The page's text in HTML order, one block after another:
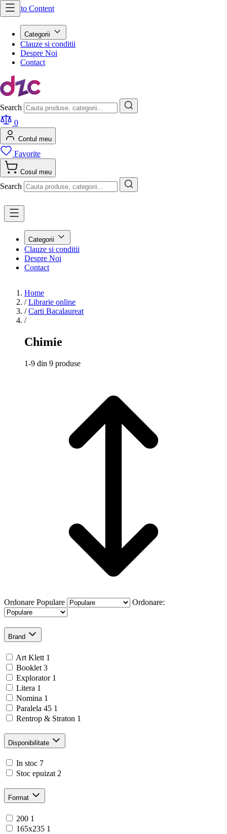
Skip to Content
Categorii
Clauze si conditii
Despre Noi
Contact
Search
0
Contul meu
Favorite
Cosul meu
Search
Categorii
Clauze si conditii
Despre Noi
Contact
Home
/ Librarie online
/ Carti Bacalaureat
/
Chimie
1-9 din 9 produse
Ordonare Populare Ordonare:
Brand
Art Klett 1
Booklet 3
Explorator 1
Litera 1
Nomina 1
Paralela 45 1
Rentrop & Straton 1
Disponibilitate
In stoc 7
Stoc epuizat 2
Format
200 1
165x235 1